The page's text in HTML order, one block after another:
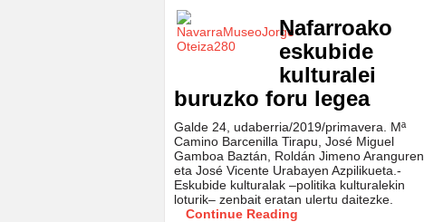
Nafarroako
eskubide
kulturalei
buruzko foru legea
Galde 24, udaberria/2019/primavera. Mª
Camino Barcenilla Tirapu, José Miguel
Gamboa Baztán, Roldán Jimeno Aranguren
eta José Vicente Urabayen Azpilikueta.-
Eskubide kulturalak –politika kulturalekin
loturik– zenbait eratan ulertu daitezke.
Continue Reading